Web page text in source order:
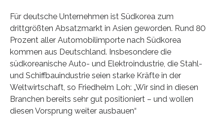
Für deutsche Unternehmen ist Südkorea zum
drittgrößten Absatzmarkt in Asien geworden. Rund 80
Prozent aller Automobilimporte nach Südkorea
kommen aus Deutschland. Insbesondere die
südkoreanische Auto- und Elektroindustrie, die Stahl-
und Schiffbauindustrie seien starke Kräfte in der
Weltwirtschaft, so Friedhelm Loh: „Wir sind in diesen
Branchen bereits sehr gut positioniert – und wollen
diesen Vorsprung weiter ausbauen“